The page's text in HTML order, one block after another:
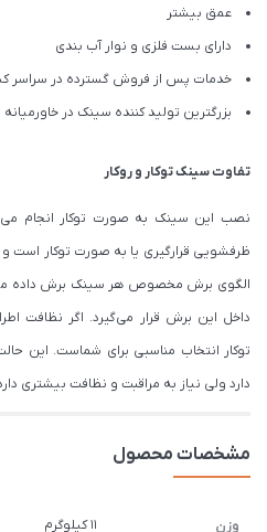
عمق بیشتر
دارای بست فلزی و نوار آب بندی
خدمات پس از فروش گسترده در سراسر
بزرگترین تولید کننده سینک در خاورمیانه
تفاوت سینکتوکار وروکار
نصب این سینک به صورت توکار انجام
ظرفشویی قرارگیری یا به صورت توکار است و
الگوی برش مخصوص هر سینک برش داده
داخل این برش قرار می‌گیرد. اگر نظافت
توکار انتخاب مناسبی برای شماست. این
دارد ولی نیاز به مراقبت و نظافت بیشتری
مشخصات محصول
وزن 11 کیلوگرم